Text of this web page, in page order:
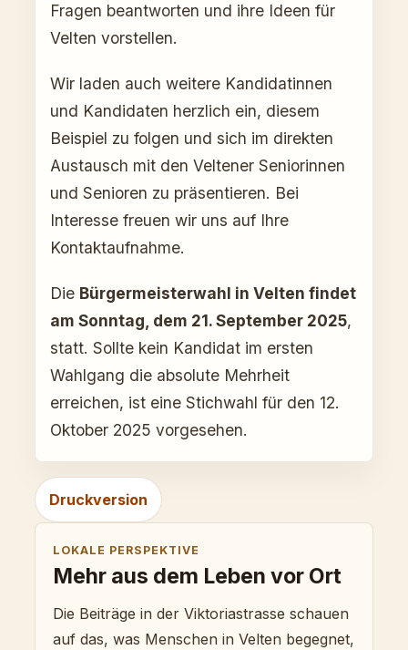
Fragen beantworten und ihre Ideen für
Velten vorstellen.
Wir laden auch weitere Kandidatinnen
und Kandidaten herzlich ein, diesem
Beispiel zu folgen und sich im direkten
Austausch mit den Veltener Seniorinnen
und Senioren zu präsentieren. Bei
Interesse freuen wir uns auf Ihre
Kontaktaufnahme.
Die Bürgermeisterwahl in Velten findet
am Sonntag, dem 21. September 2025,
statt. Sollte kein Kandidat im ersten
Wahlgang die absolute Mehrheit
erreichen, ist eine Stichwahl für den 12.
Oktober 2025 vorgesehen.
Druckversion
LOKALE PERSPEKTIVE
Mehr aus dem Leben vor Ort
Die Beiträge in der Viktoriastrasse schauen
auf das, was Menschen in Velten begegnet,